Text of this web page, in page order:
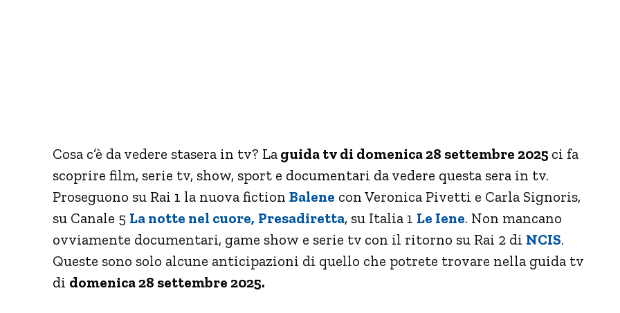
Cosa c’è da vedere stasera in tv? La guida tv di domenica 28 settembre 2025 ci fa
scoprire film, serie tv, show, sport e documentari da vedere questa sera in tv.
Proseguono su Rai 1 la nuova fiction Balene con Veronica Pivetti e Carla Signoris,
su Canale 5 La notte nel cuore, Presadiretta, su Italia 1 Le Iene. Non mancano
ovviamente documentari, game show e serie tv con il ritorno su Rai 2 di NCIS.
Queste sono solo alcune anticipazioni di quello che potrete trovare nella guida tv
di domenica 28 settembre 2025.